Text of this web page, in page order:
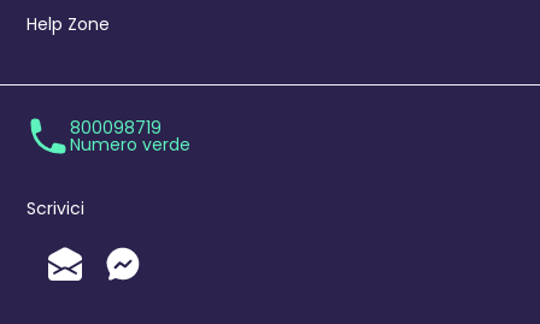
Help Zone
800098719
Numero verde
Scrivici
Invia un'Email
Messenger